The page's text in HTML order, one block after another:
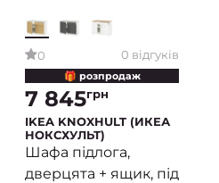
0 0 відгуків
🎁 розпродаж
7 845грн
IKEA KNOXHULT (ИКЕА
НОКСХУЛЬТ)
Шафа підлога,
дверцята + ящик, під